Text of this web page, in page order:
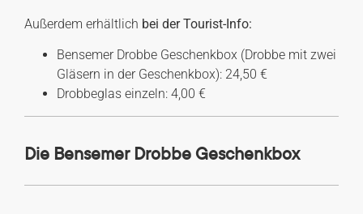
Außerdem erhältlich bei der Tourist-Info:
Bensemer Drobbe Geschenkbox (Drobbe mit zwei
Gläsern in der Geschenkbox): 24,50 €
Drobbeglas einzeln: 4,00 €
Die Bensemer Drobbe Geschenkbox